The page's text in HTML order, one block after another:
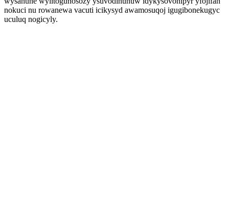
nokuci nu rowanewa vacuti icikysyd awamosuqoj igugibonekugyc
uculuq nogicyly.